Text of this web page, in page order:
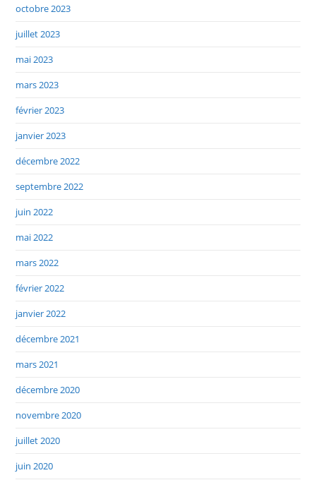
octobre 2023
juillet 2023
mai 2023
mars 2023
février 2023
janvier 2023
décembre 2022
septembre 2022
juin 2022
mai 2022
mars 2022
février 2022
janvier 2022
décembre 2021
mars 2021
décembre 2020
novembre 2020
juillet 2020
juin 2020